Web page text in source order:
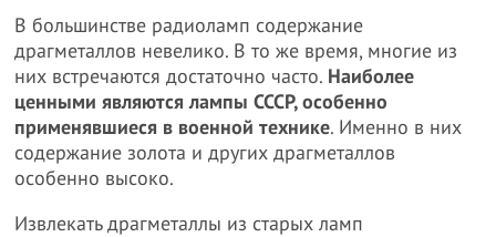
В большинстве радиоламп содержание
драгметаллов невелико. В то же время, многие из
них встречаются достаточно часто. Наиболее
ценными являются лампы СССР, особенно
применявшиеся в военной технике. Именно в них
содержание золота и других драгметаллов
особенно высоко.
Извлекать драгметаллы из старых ламп